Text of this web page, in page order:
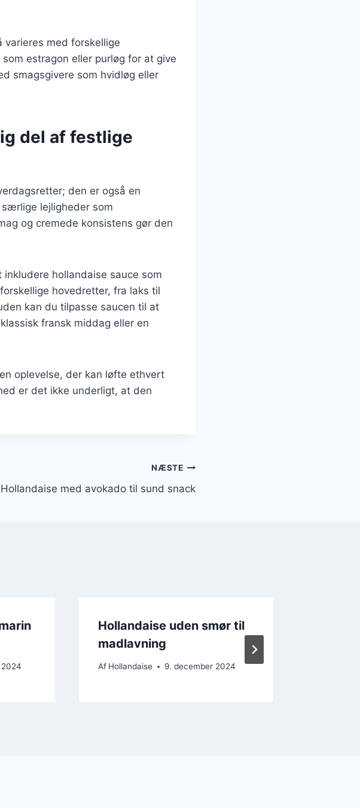
varieres med forskellige
estragon eller purløg for at give
smagsgivere som hvidløg eller
del af festlige
den er også en
lejligheder som
og cremede konsistens gør den
hollandaise sauce som
hovedretter, fra laks til
kan du tilpasse saucen til at
fransk middag eller en
oplevelse, der kan løfte ethvert
er det ikke underligt, at den
NÆSTE
Hollandaise med avokado til sund snack
2024
Hollandaise uden smør til
madlavning
Af Hollandaise 9. december 2024